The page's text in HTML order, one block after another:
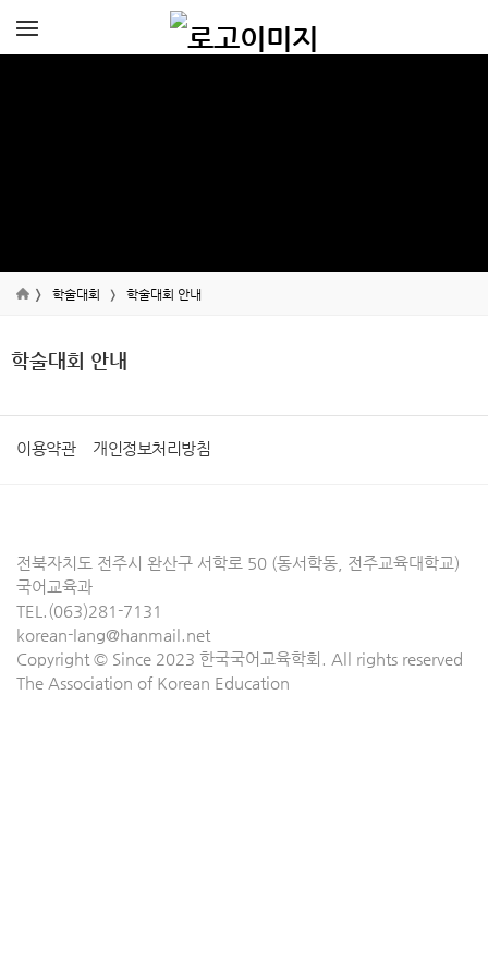
학술대회 학술대회 안내
학술대회 안내
이용약관 개인정보처리방침
전북자치도 전주시 완산구 서학로 50 (동서학동, 전주교육대학교)
국어교육과
TEL.(063)281-7131
korean-lang@hanmail.net
Copyright © Since 2023 한국국어교육학회. All rights reserved
The Association of Korean Education